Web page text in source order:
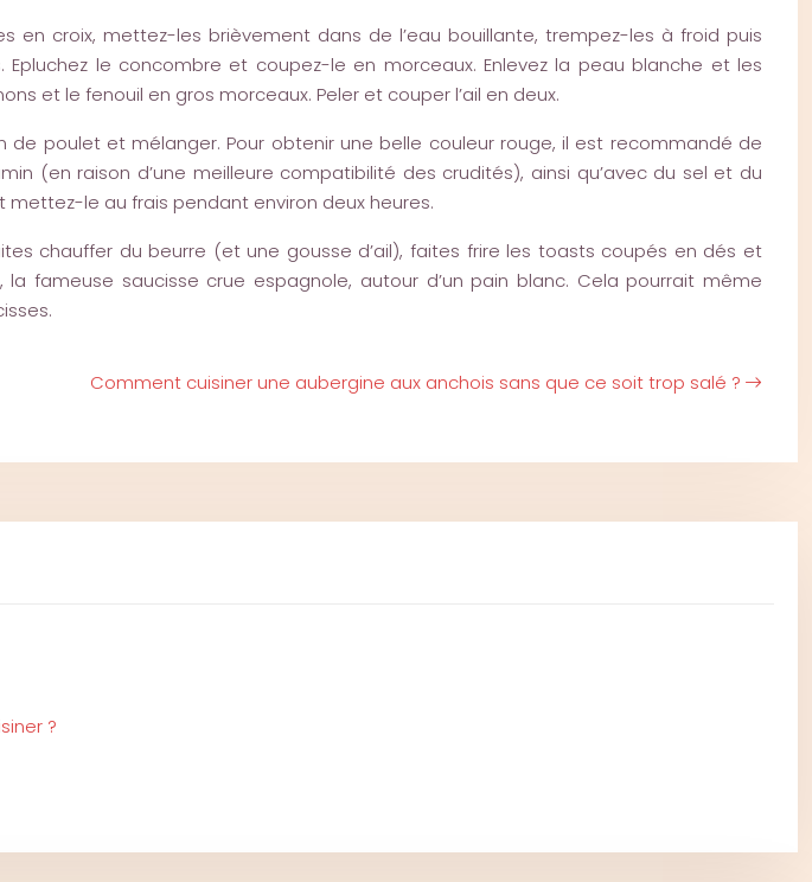
croix, mettez-les brièvement dans de l’eau bouillante, trempez-les à froid puis
le concombre et coupez-le en morceaux. Enlevez la peau blanche et les
et le fenouil en gros morceaux. Peler et couper l’ail en deux.
poulet et mélanger. Pour obtenir une belle couleur rouge, il est recommandé de
(en raison d’une meilleure compatibilité des crudités), ainsi qu’avec du sel et du
mettez-le au frais pendant environ deux heures.
chauffer du beurre (et une gousse d’ail), faites frire les toasts coupés en dés et
fameuse saucisse crue espagnole, autour d’un pain blanc. Cela pourrait même
Comment cuisiner une aubergine aux anchois sans que ce soit trop salé ?
?